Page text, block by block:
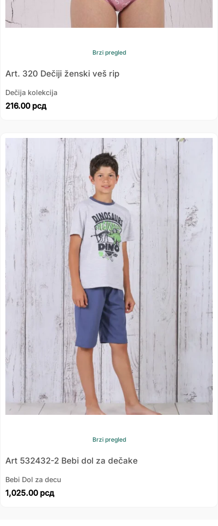
Brzi pregled
Art. 320 Dečiji ženski veš rip
Dečija kolekcija
216.00 рсд
Brzi pregled
Art 532432-2 Bebi dol za dečake
Bebi Dol za decu
1,025.00 рсд